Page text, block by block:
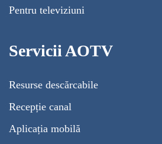
Pentru televiziuni
Servicii AOTV
Resurse descărcabile
Recepție canal
Aplicația mobilă